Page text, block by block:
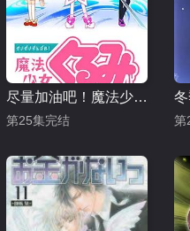
尽量加油吧！魔法少女胡桃第一季
第25集完结 第